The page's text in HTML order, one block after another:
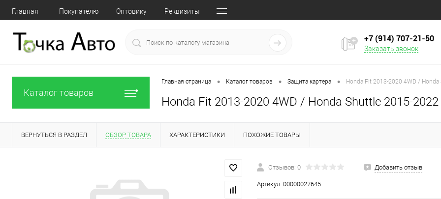
Главная Покупателю Оптовику Реквизиты
+7 (914) 707‒21‒50
Заказать звонок
Каталог товаров
Главная страница • Каталог товаров • Защита картера • Honda Fit 2013-2020 4WD /
Honda Fit 2013-2020 4WD / Honda Shuttle 2015-
ВЕРНУТЬСЯ В РАЗДЕЛ ОБЗОР ТОВАРА ХАРАКТЕРИСТИКИ ПОХОЖИЕ ТОВАРЫ
Отзывов: 0 Добавить отзыв
Артикул: 00000027645